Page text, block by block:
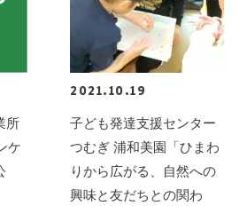
所
ケ
2021.10.19
子ども発達支援センター
つむぎ 浦和美園「ひまわ
りから広がる、自然への
興味と友だちとの関わ